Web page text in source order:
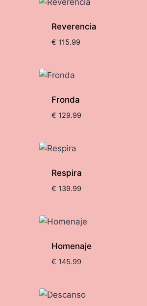
Reverencia
€ 115.99
Fronda
€ 129.99
Respira
€ 139.99
Homenaje
€ 145.99